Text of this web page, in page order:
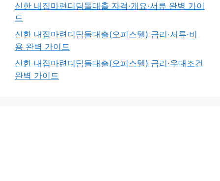
신한 내집마련디딤돌대출 자격·개요·서류 완벽 가이
드
신한 내집마련디딤돌대출(오피스텔) 금리·서류·비
용 완벽 가이드
신한 내집마련디딤돌대출(오피스텔) 금리·우대조건
완벽 가이드